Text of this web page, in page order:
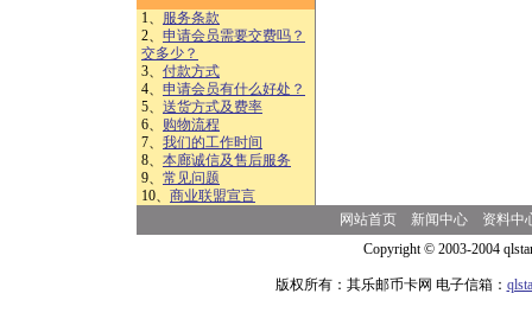
1、 服务条款
2、 申请会员需要交费吗？
交多少？
3、 付款方式
4、 申请会员有什么好处？
5、 送货方式及费率
6、 购物流程
7、 我们的工作时间
8、 本廊诚信及售后服务
9、 常见问题
10、 商业联盟宣言
网站首页 新闻中心
资料中
Copyright © 2003-2004
版权所有：其乐邮币卡网 电子信箱：